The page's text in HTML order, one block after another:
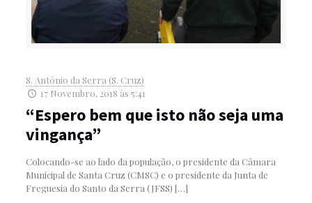
S. António da Serra (S. Cruz)
17 Novembro, 2018 às 5:41
“Espero bem que isto não seja uma
vingança”
Colocando-se ao lado da população, o presidente da Câmara
Municipal de Santa Cruz (CMSC) e o presidente da Junta de
Freguesia do Santo da Serra (JFSS) […]